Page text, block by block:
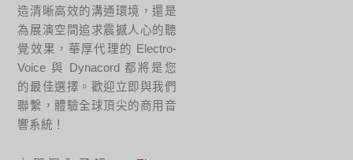
造清晰高效的溝通環境，還是
為展演空間追求震撼人心的聽
覺效果，華厚代理的 Electro-
Voice 與 Dynacord 都將是您
的最佳選擇。歡迎立即與我們
聯繫，體驗全球頂尖的商用音
響系統！